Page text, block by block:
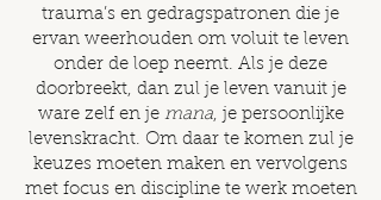
trauma’s en gedragspatronen die je
ervan weerhouden om voluit te leven
onder de loep neemt. Als je deze
doorbreekt, dan zul je leven vanuit je
ware zelf en je mana, je persoonlijke
levenskracht. Om daar te komen zul je
keuzes moeten maken en vervolgens
met focus en discipline te werk moeten